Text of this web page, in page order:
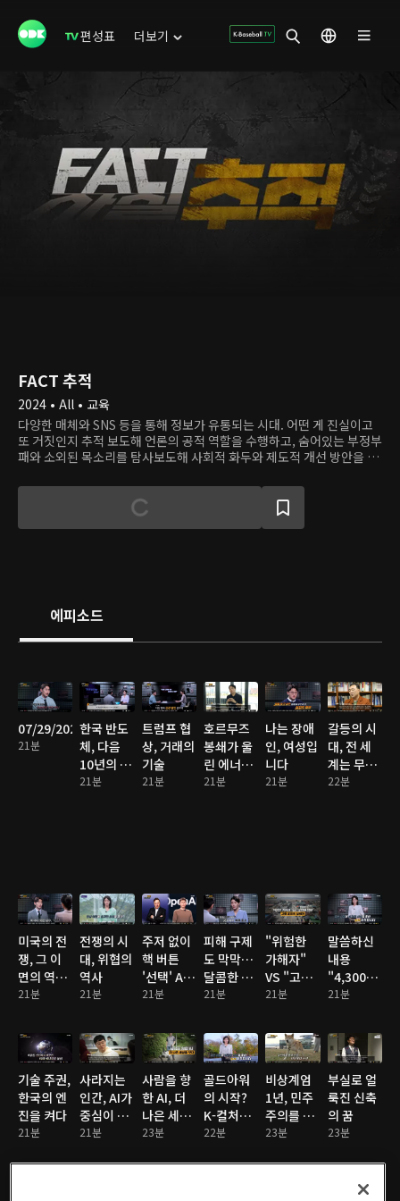
편성표 더보기
FACT 추적
2024 • All • 교육
다양한 매체와 SNS 등을 통해 정보가 유통되는 시대. 어떤 게 진실이고
또 거짓인지 추적 보도해 언론의 공적 역할을 수행하고, 숨어있는 부정부
패와 소외된 목소리를 탐사보도해 사회적 화두와 제도적 개선 방안을 제
에피소드
07/29/2026
21분
한국 반도
체, 다음
10년의 승
부
21분
트럼프 협
상, 거래의
기술
21분
호르무즈
봉쇄가 울
린 에너지
비상벨
21분
나는 장애
인, 여성입
니다
21분
갈등의 시
대, 전 세
계는 무기
각축전
22분
미국의 전
쟁, 그 이
면의 역린
달러 패권
21분
전쟁의 시
대, 위협의
역사
21분
주저 없이
핵 버튼
'선택' AI
전쟁 시대
21분
피해 구제
도 막막…
달콤한 분
양의 덫
21분
"위험한
가해자"
VS "고립
된 약자"
의 딜레마
21분
말씀하신
내용
"4,300조
'시니어 머
라" 노인
대상 사기
주의보
21분
기술 주권,
한국의 엔
진을 켜다
21분
사라지는
인간, AI가
중심이 되
다
21분
사람을 향
한 AI, 더
나은 세상
을 잇다
23분
골드아워
의 시작?
K-컬처의
빛과 그림
22분
비상계엄
1년, 민주
주의를 다
시 묻다
23분
부실로 얼
룩진 신축
의 꿈
23분